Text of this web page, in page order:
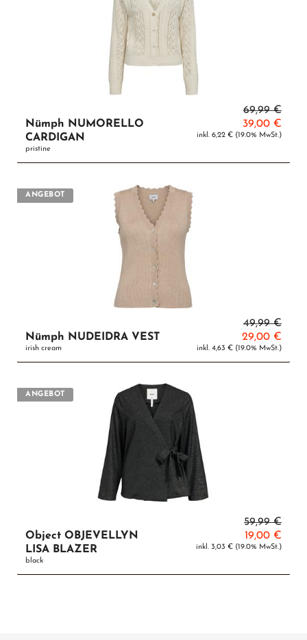
69,99 €
Nümph NUMORELLO
CARDIGAN
pristine
39,00 €
inkl. 6,22 € (19.0% MwSt.)
ANGEBOT
49,99 €
Nümph NUDEIDRA VEST
irish cream
29,00 €
inkl. 4,63 € (19.0% MwSt.)
ANGEBOT
59,99 €
Object OBJEVELLYN
LISA BLAZER
black
19,00 €
inkl. 3,03 € (19.0% MwSt.)